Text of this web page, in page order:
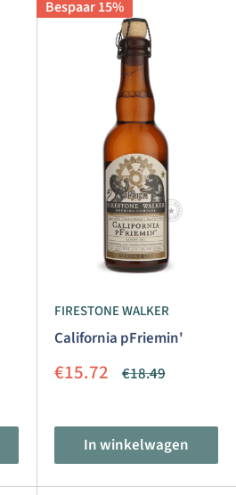
Bespaar 15%
FIRESTONE WALKER
California pFriemin'
Aanbiedingsprijs
€15.72 Normale
€18.49
In winkelwagen